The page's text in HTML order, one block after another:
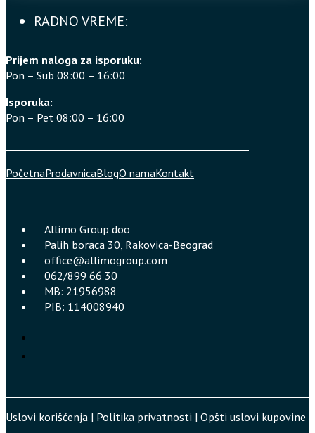
RADNO VREME:
Prijem naloga za isporuku:
Pon – Sub 08:00 – 16:00
Isporuka:
Pon – Pet 08:00 – 16:00
PočetnaProdavnicaBlogO namaKontakt
Allimo Group doo
Palih boraca 30, Rakovica-Beograd
office@allimogroup.com
062/899 66 30
MB: 21956988
PIB: 114008940
Uslovi korišćenja | Politika privatnosti | Opšti uslovi kupovine